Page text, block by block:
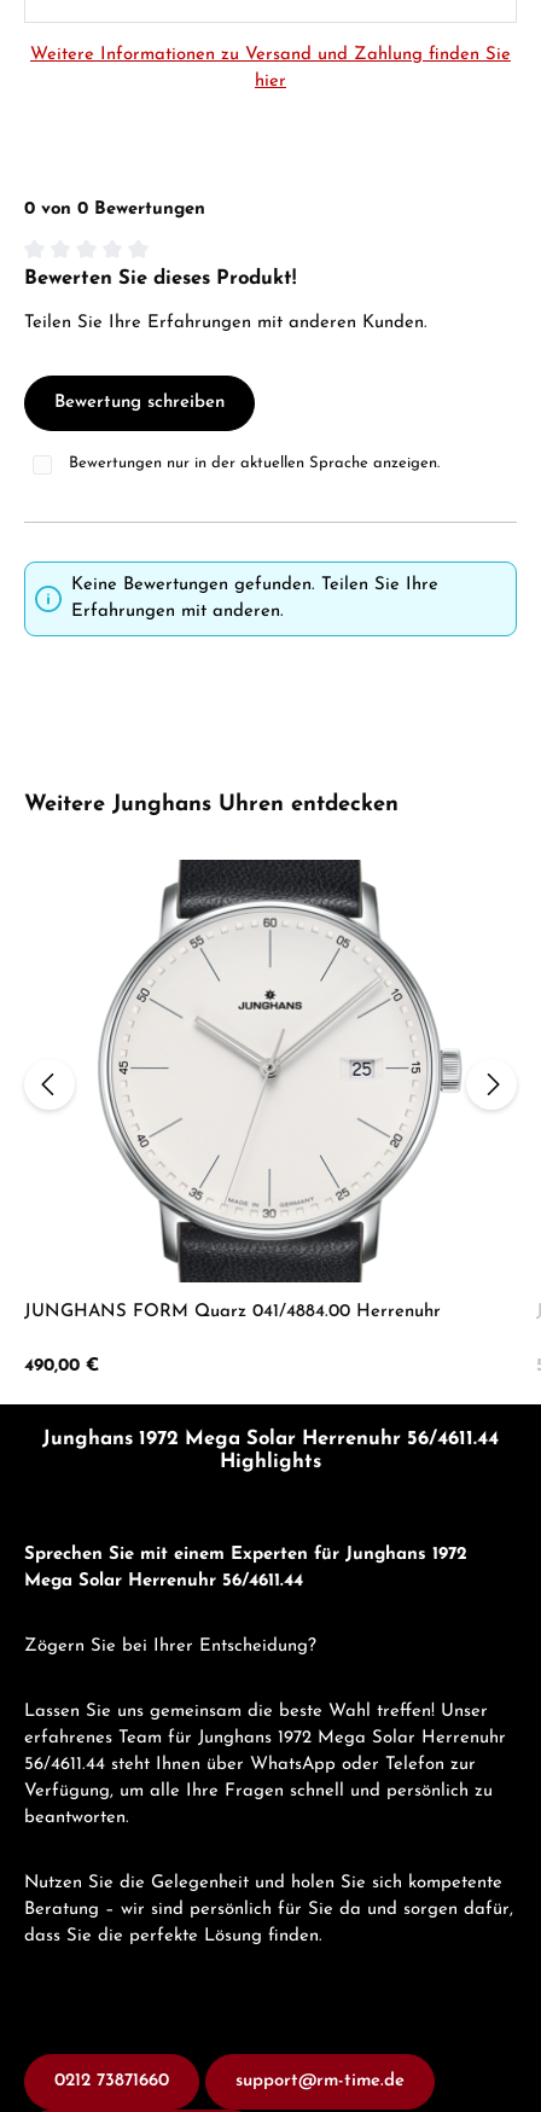
Weitere Informationen zu Versand und Zahlung finden Sie
hier
0 von 0 Bewertungen
Durchschnittliche Bewertung von 0 von 5 Sternen
Bewerten Sie dieses Produkt!
Teilen Sie Ihre Erfahrungen mit anderen Kunden.
Bewertung schreiben
Bewertungen nur in der aktuellen Sprache anzeigen.
Keine Bewertungen gefunden. Teilen Sie Ihre
Erfahrungen mit anderen.
Produktgalerie überspringen
Weitere Junghans Uhren entdecken
JUNGHANS FORM Quarz 041/4884.00 Herrenuhr
Regulärer Preis:
490,00 €
Junghans 1972 Mega Solar Herrenuhr 56/4611.44
Highlights
Sprechen Sie mit einem Experten für Junghans 1972
Mega Solar Herrenuhr 56/4611.44
Zögern Sie bei Ihrer Entscheidung?
Lassen Sie uns gemeinsam die beste Wahl treffen! Unser
erfahrenes Team für Junghans 1972 Mega Solar Herrenuhr
56/4611.44 steht Ihnen über WhatsApp oder Telefon zur
Verfügung, um alle Ihre Fragen schnell und persönlich zu
beantworten.
Nutzen Sie die Gelegenheit und holen Sie sich kompetente
Beratung – wir sind persönlich für Sie da und sorgen dafür,
dass Sie die perfekte Lösung finden.
0212 73871660 support@rm-time.de